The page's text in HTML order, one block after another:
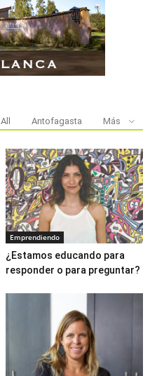
All Antofagasta Más
Emprendiendo
¿Estamos educando para
responder o para preguntar?